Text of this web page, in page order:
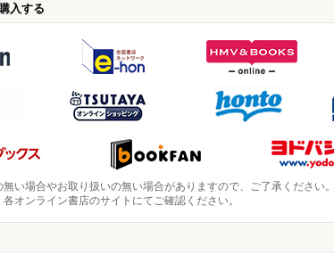
入する
い場合やお取り扱いの無い場合がありますので、ご了承ください。
オンライン書店のサイトにてご確認ください。